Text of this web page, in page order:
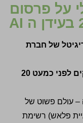
על פרסום
של חברת
התחלנו לעשות פרסום באינטרנט לעסקים לפני כמעט 20
האינטרנט של לפני 20 שנה – עולם פשוט של
פלאש) רשימת